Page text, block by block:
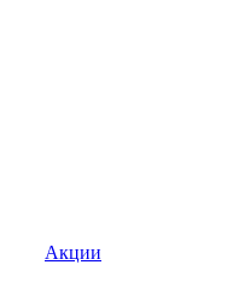
Акции